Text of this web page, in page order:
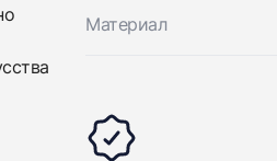
Материал
фото ваших часов…